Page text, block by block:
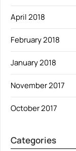
April 2018
February 2018
January 2018
November 2017
October 2017
Categories